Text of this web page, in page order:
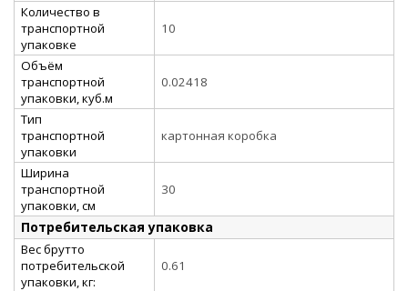
Количество в
транспортной
упаковке
10
Объём
транспортной
упаковки, куб.м
0.02418
Тип
транспортной
упаковки
картонная коробка
Ширина
транспортной
упаковки, см
30
Потребительская упаковка
Вес брутто
потребительской
упаковки, кг:
0.61